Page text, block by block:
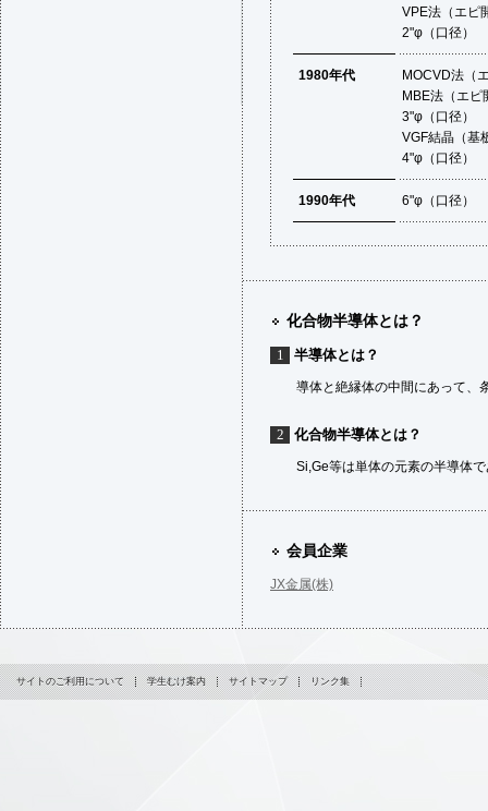
VPE法（エピ
2"φ（口径）
1980年代
MOCVD法（
MBE法（エピ
3"φ（口径）
VGF結晶（基
4"φ（口径）
1990年代 6"φ（口径）
化合物半導体とは？
1 半導体とは？
導体と絶縁体の中間にあって、
2 化合物半導体とは？
Si,Ge等は単体の元素の半導体
会員企業
JX金属(株)
サイトのご利用について 学生むけ案内 サイトマップ リンク集